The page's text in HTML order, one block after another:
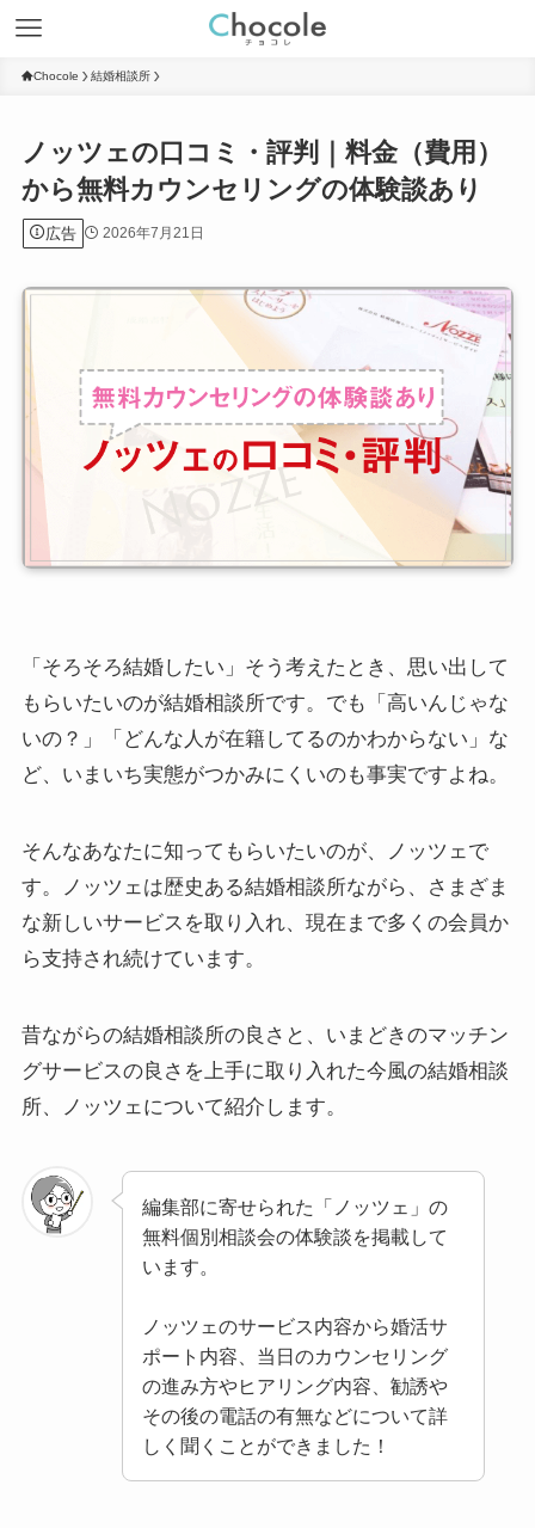
Chocole 結婚相談所
ノッツェの口コミ・評判｜料金（費用）
から無料カウンセリングの体験談あり
広告 2026年7月21日
「そろそろ結婚したい」そう考えたとき、思い出して
もらいたいのが結婚相談所です。でも「高いんじゃな
いの？」「どんな人が在籍してるのかわからない」な
ど、いまいち実態がつかみにくいのも事実ですよね。
そんなあなたに知ってもらいたいのが、ノッツェで
す。ノッツェは歴史ある結婚相談所ながら、さまざま
な新しいサービスを取り入れ、現在まで多くの会員か
ら支持され続けています。
昔ながらの結婚相談所の良さと、いまどきのマッチン
グサービスの良さを上手に取り入れた今風の結婚相談
所、ノッツェについて紹介します。
編集部に寄せられた「ノッツェ」の
無料個別相談会の体験談を掲載して
います。
ノッツェのサービス内容から婚活サ
ポート内容、当日のカウンセリング
の進み方やヒアリング内容、勧誘や
その後の電話の有無などについて詳
しく聞くことができました！